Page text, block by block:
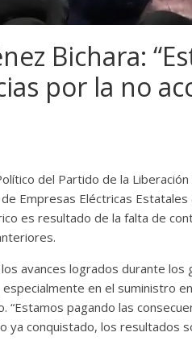
Bichara:
por la no
del Partido de la
Empresas Eléctricas
es resultado de la falta de
avances logrados durante
en el suministro
“Estamos pagando las
ya conquistado, los resultados